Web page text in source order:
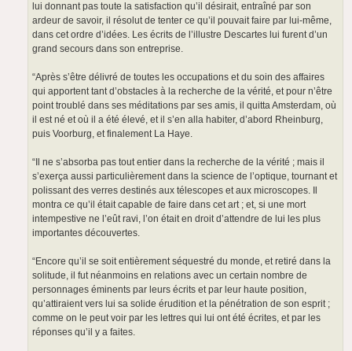
lui donnant pas toute la satisfaction qu’il désirait, entraîné par son
ardeur de savoir, il résolut de tenter ce qu’il pouvait faire par lui-même,
dans cet ordre d’idées. Les écrits de l’illustre Descartes lui furent d’un
grand secours dans son entreprise.
“Après s’être délivré de toutes les occupations et du soin des affaires
qui apportent tant d’obstacles à la recherche de la vérité, et pour n’être
point troublé dans ses méditations par ses amis, il quitta Amsterdam, où
il est né et où il a été élevé, et il s’en alla habiter, d’abord Rheinburg,
puis Voorburg, et finalement La Haye.
“Il ne s’absorba pas tout entier dans la recherche de la vérité ; mais il
s’exerça aussi particulièrement dans la science de l’optique, tournant et
polissant des verres destinés aux télescopes et aux microscopes. Il
montra ce qu’il était capable de faire dans cet art ; et, si une mort
intempestive ne l’eût ravi, l’on était en droit d’attendre de lui les plus
importantes découvertes.
“Encore qu’il se soit entièrement séquestré du monde, et retiré dans la
solitude, il fut néanmoins en relations avec un certain nombre de
personnages éminents par leurs écrits et par leur haute position,
qu’attiraient vers lui sa solide érudition et la pénétration de son esprit ;
comme on le peut voir par les lettres qui lui ont été écrites, et par les
réponses qu’il y a faites.